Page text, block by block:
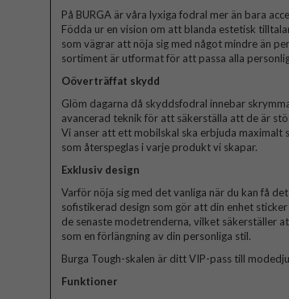
På BURGA är våra lyxiga fodral mer än bara
Födda ur en vision om att blanda estetisk
som vägrar att nöja sig med något mindre än
sortiment är utformat för att passa alla
Oöverträffat skydd
Glöm dagarna då skyddsfodral innebar
avancerad teknik för att säkerställa att de är
Vi anser att ett mobilskal ska erbjuda
som återspeglas i varje produkt vi skapar.
Exklusiv design
Varför nöja sig med det vanliga när du kan få
sofistikerad design som gör att din enhet
de senaste modetrenderna, vilket säkerställer
som en förlängning av din personliga stil.
Burga Tough-skalen är ditt VIP-pass till
Funktioner